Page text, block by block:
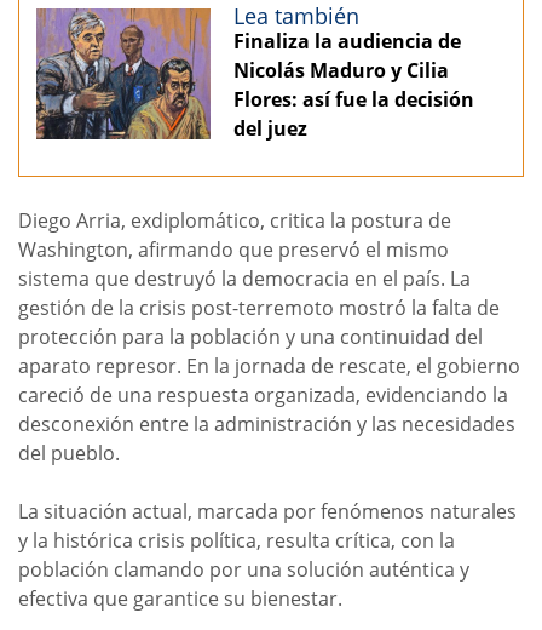
Lea también
Finaliza la audiencia de
Nicolás Maduro y Cilia
Flores: así fue la decisión
del juez
Diego Arria, exdiplomático, critica la postura de
Washington, afirmando que preservó el mismo
sistema que destruyó la democracia en el país. La
gestión de la crisis post-terremoto mostró la falta de
protección para la población y una continuidad del
aparato represor. En la jornada de rescate, el gobierno
careció de una respuesta organizada, evidenciando la
desconexión entre la administración y las necesidades
del pueblo.
La situación actual, marcada por fenómenos naturales
y la histórica crisis política, resulta crítica, con la
población clamando por una solución auténtica y
efectiva que garantice su bienestar.